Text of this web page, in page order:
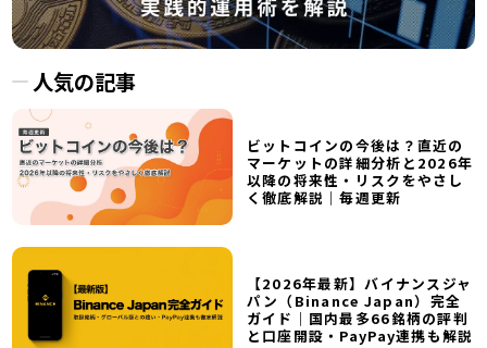
人気の記事
ビットコインの今後は？直近の
マーケットの詳細分析と2026年
以降の将来性・リスクをやさし
く徹底解説｜毎週更新
【2026年最新】バイナンスジャ
パン（Binance Japan）完全
ガイド｜国内最多66銘柄の評判
と口座開設・PayPay連携も解説